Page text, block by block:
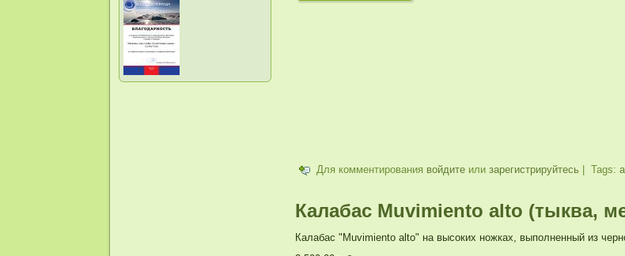
Для комментирования войдитеили зарегистрируйтесь | Tags:
Калабас Muvimiento alto (тыква,
Калабас "Muvimiento alto" на высоких ножках, выполненный из